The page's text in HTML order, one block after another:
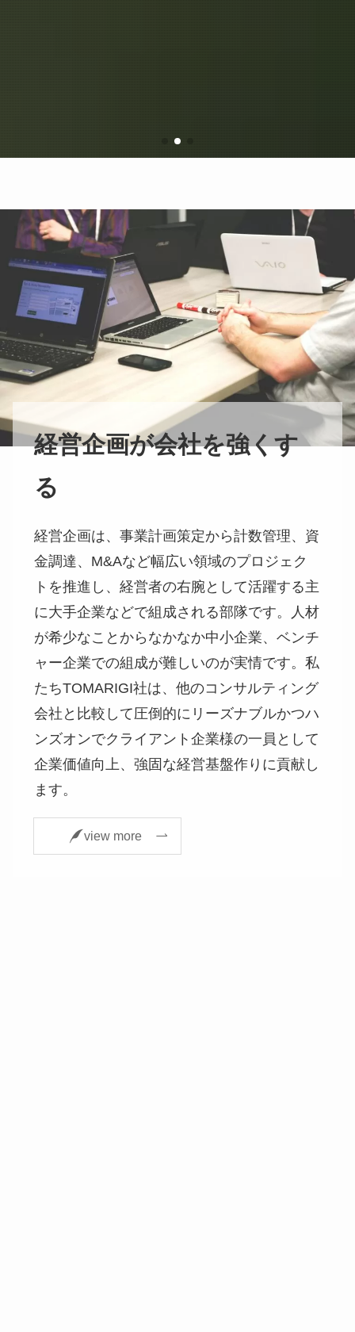
経営企画が会社を強くす
る
経営企画は、事業計画策定から計数管理、資
金調達、M&Aなど幅広い領域のプロジェク
トを推進し、経営者の右腕として活躍する主
に大手企業などで組成される部隊です。人材
が希少なことからなかなか中小企業、ベンチ
ャー企業での組成が難しいのが実情です。私
たちTOMARIGI社は、他のコンサルティング
会社と比較して圧倒的にリーズナブルかつハ
ンズオンでクライアント企業様の一員として
企業価値向上、強固な経営基盤作りに貢献し
ます。
view more